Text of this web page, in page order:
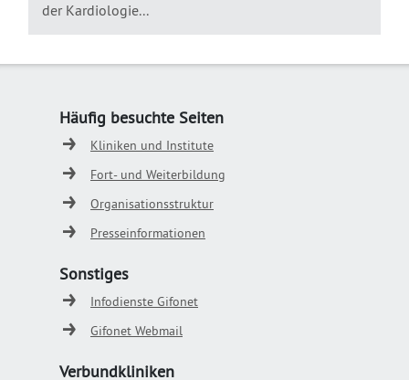
der Kardiologie...
Häufig besuchte Seiten
Kliniken und Institute
Fort- und Weiterbildung
Organisationsstruktur
Presseinformationen
Sonstiges
Infodienste Gifonet
Gifonet Webmail
Verbundkliniken